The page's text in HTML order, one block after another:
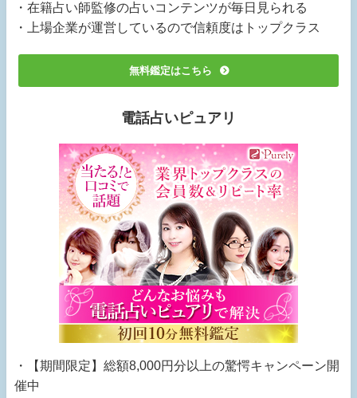
・在籍占い師監修の占いコンテンツが毎日見られる
・上場企業が運営しているので信頼度はトップクラス
無料鑑定はこちら
電話占いピュアリ
・【期間限定】総額8,000円分以上の驚愕キャンペーン開
催中